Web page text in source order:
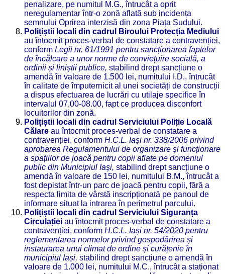
penalizare, pe numitul M.G., întrucât a oprit
neregulamentar într-o zonă aflată sub incidența
semnului Oprirea interzisă din zona Piața Sudului.
Polițiștii locali din cadrul Biroului Protecția Mediului
au întocmit proces-verbal de constatare a contravenției,
conform Legii nr. 61/1991 pentru sancționarea faptelor
de încălcare a unor norme de conviețuire socială, a
ordinii și liniștii publice, stabilind drept sancțiune o
amendă în valoare de 1.500 lei, numitului I.D., întrucât
în calitate de împuternicit al unei societăți de construcții
a dispus efectuarea de lucrări cu utilaje specifice în
intervalul 07.00-08.00, fapt ce producea disconfort
locuitorilor din zonă.
Polițiștii locali din cadrul Serviciului Poliție Locală
Călare au întocmit proces-verbal de constatare a
contravenției, conform H.C.L. Iași nr. 338/2006 privind
aprobarea Regulamentului de organizare şi funcționare
a spațiilor de joacă pentru copii aflate pe domeniul
public din Municipiul Iaşi, stabilind drept sancțiune o
amendă în valoare de 150 lei, numitului B.M., întrucât a
fost depistat într-un parc de joacă pentru copii, fără a
respecta limita de vârstă inscripționată pe panoul de
informare situat la intrarea în perimetrul parcului.
Polițiștii locali din cadrul Serviciului Siguranța
Circulației au întocmit proces-verbal de constatare a
contravenției, conform H.C.L. Iași nr. 54/2020 pentru
reglementarea normelor privind gospodărirea și
instaurarea unui climat de ordine și curățenie în
municipiul Iași, stabilind drept sancțiune o amendă în
valoare de 1.000 lei, numitului M.C., întrucât a staționat